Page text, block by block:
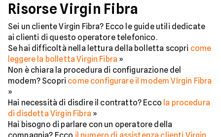
Risorse Virgin Fibra
Sei un cliente Virgin Fibra? Ecco le guide utili dedicate
ai clienti di questo operatore telefonico.
Se hai difficoltà nella lettura della bolletta scopri come
leggere la bolletta Virgin Fibra »
Non è chiara la procedura di configurazione del
modem? Scopri come configurare il modem VIrgin Fibra
»
Hai necessità di disdire il contratto? Ecco la procedura
di disdetta Virgin Fibra »
Hai bisogno di parlare con un operatore della